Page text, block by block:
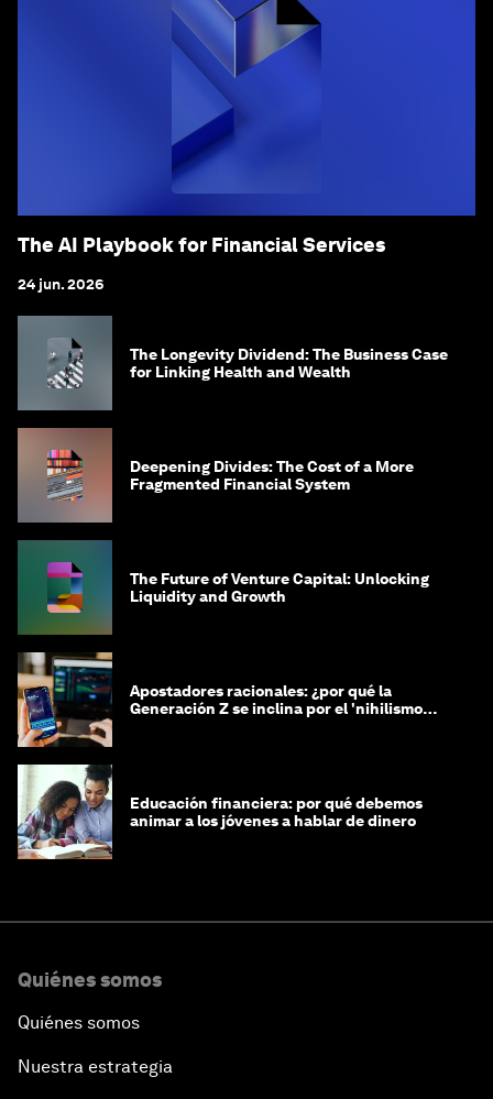
The AI Playbook for Financial Services
24 jun. 2026
The Longevity Dividend: The Business Case
for Linking Health and Wealth
Deepening Divides: The Cost of a More
Fragmented Financial System
The Future of Venture Capital: Unlocking
Liquidity and Growth
Apostadores racionales: ¿por qué la
Generación Z se inclina por el 'nihilismo
Educación financiera: por qué debemos
animar a los jóvenes a hablar de dinero
Quiénes somos
Quiénes somos
Nuestra estrategia